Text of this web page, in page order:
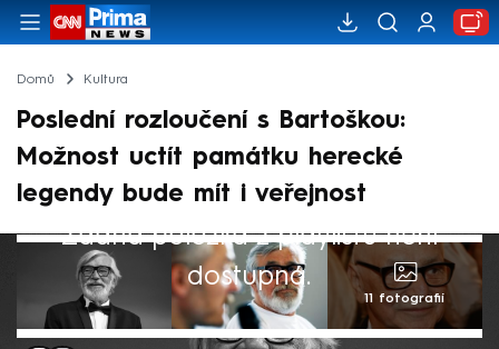
Domů Kultura
Poslední rozloučení s Bartoškou:
Možnost uctít památku herecké
legendy bude mít i veřejnost
Žádná položka z playlistu není
dostupná.
11 fotografií